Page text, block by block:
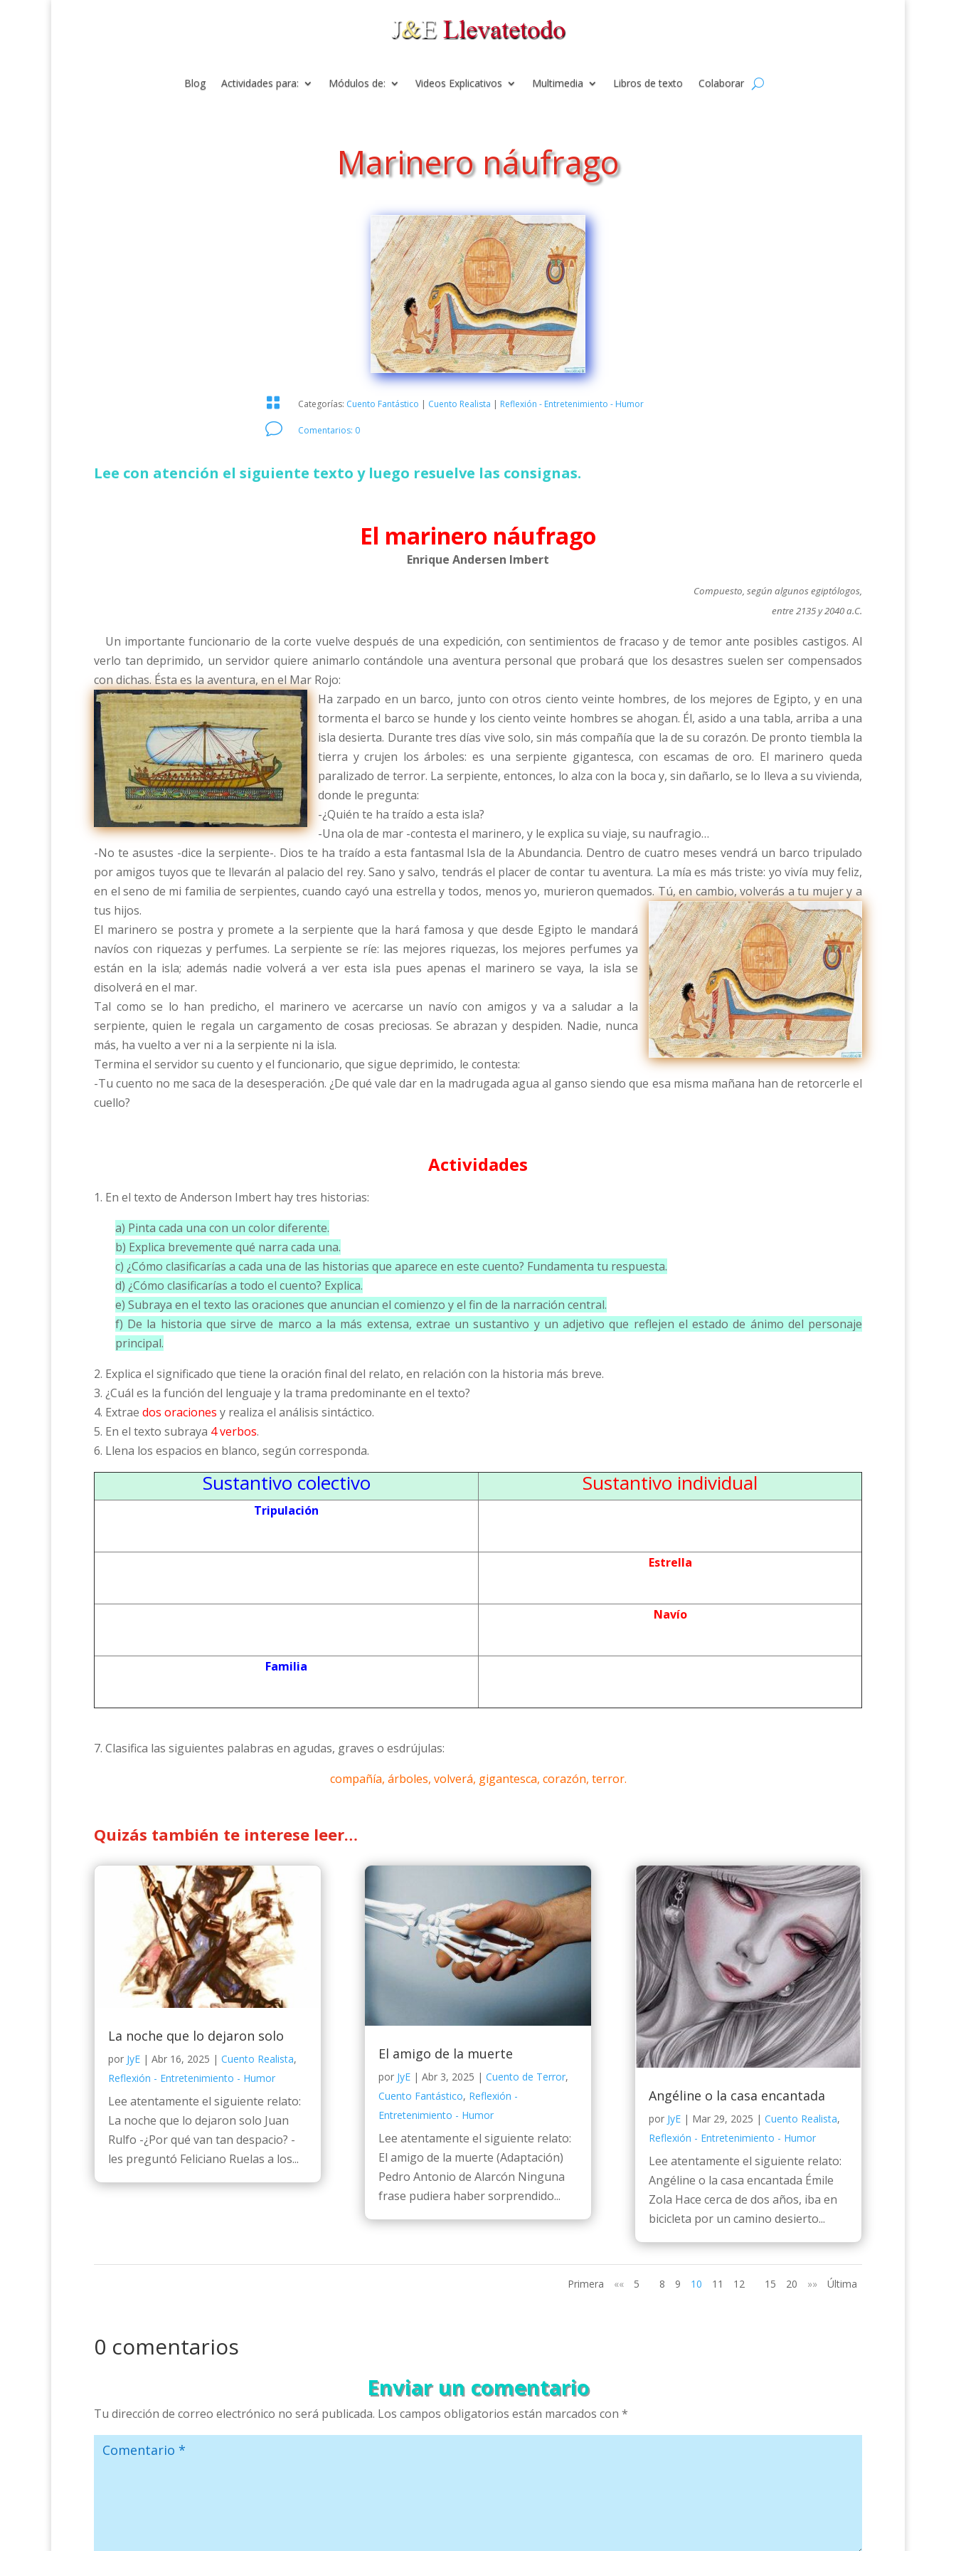
Blog Actividades para: Módulos de: Videos Explicativos Multimedia Libros de texto Colaborar
Marinero náufrago
 Categorías: Cuento Fantástico | Cuento Realista | Reflexión - Entretenimiento - Humor
v Comentarios: 0
Lee con atención el siguiente texto y luego resuelve las consignas.
El marinero náufrago
Enrique Andersen Imbert
Compuesto, según algunos egiptólogos,
entre 2135 y 2040 a.C.
Un importante funcionario de la corte vuelve después de una expedición, con sentimientos de fracaso y de temor ante posibles castigos. Al
verlo tan deprimido, un servidor quiere animarlo contándole una aventura personal que probará que los desastres suelen ser compensados
con dichas. Ésta es la aventura, en el Mar Rojo:
Ha zarpado en un barco, junto con otros ciento veinte hombres, de los mejores de Egipto, y en una
tormenta el barco se hunde y los ciento veinte hombres se ahogan. Él, asido a una tabla, arriba a una
isla desierta. Durante tres días vive solo, sin más compañía que la de su corazón. De pronto tiembla la
tierra y crujen los árboles: es una serpiente gigantesca, con escamas de oro. El marinero queda
paralizado de terror. La serpiente, entonces, lo alza con la boca y, sin dañarlo, se lo lleva a su vivienda,
donde le pregunta:
-¿Quién te ha traído a esta isla?
-Una ola de mar -contesta el marinero, y le explica su viaje, su naufragio…
-No te asustes -dice la serpiente-. Dios te ha traído a esta fantasmal Isla de la Abundancia. Dentro de cuatro meses vendrá un barco tripulado
por amigos tuyos que te llevarán al palacio del rey. Sano y salvo, tendrás el placer de contar tu aventura. La mía es más triste: yo vivía muy feliz,
en el seno de mi familia de serpientes, cuando cayó una estrella y todos, menos yo, murieron quemados. Tú, en cambio, volverás a tu mujer y a
tus hijos.
El marinero se postra y promete a la serpiente que la hará famosa y que desde Egipto le mandará
navíos con riquezas y perfumes. La serpiente se ríe: las mejores riquezas, los mejores perfumes ya
están en la isla; además nadie volverá a ver esta isla pues apenas el marinero se vaya, la isla se
disolverá en el mar.
Tal como se lo han predicho, el marinero ve acercarse un navío con amigos y va a saludar a la
serpiente, quien le regala un cargamento de cosas preciosas. Se abrazan y despiden. Nadie, nunca
más, ha vuelto a ver ni a la serpiente ni la isla.
Termina el servidor su cuento y el funcionario, que sigue deprimido, le contesta:
-Tu cuento no me saca de la desesperación. ¿De qué vale dar en la madrugada agua al ganso siendo que esa misma mañana han de retorcerle el
cuello?
Actividades
1. En el texto de Anderson Imbert hay tres historias:
a) Pinta cada una con un color diferente.
b) Explica brevemente qué narra cada una.
c) ¿Cómo clasificarías a cada una de las historias que aparece en este cuento? Fundamenta tu respuesta.
d) ¿Cómo clasificarías a todo el cuento? Explica.
e) Subraya en el texto las oraciones que anuncian el comienzo y el fin de la narración central.
f) De la historia que sirve de marco a la más extensa, extrae un sustantivo y un adjetivo que reflejen el estado de ánimo del personaje
principal.
2. Explica el significado que tiene la oración final del relato, en relación con la historia más breve.
3. ¿Cuál es la función del lenguaje y la trama predominante en el texto?
4. Extrae dos oraciones y realiza el análisis sintáctico.
5. En el texto subraya 4 verbos.
6. Llena los espacios en blanco, según corresponda.
Sustantivo colectivo Sustantivo individual
Tripulación
Estrella
Navío
Familia
7. Clasifica las siguientes palabras en agudas, graves o esdrújulas:
compañía, árboles, volverá, gigantesca, corazón, terror.
Quizás también te interese leer…
La noche que lo dejaron solo
por JyE | Abr 16, 2025 | Cuento Realista,
Reflexión - Entretenimiento - Humor
Lee atentamente el siguiente relato:
La noche que lo dejaron solo Juan
Rulfo -¿Por qué van tan despacio? -
les preguntó Feliciano Ruelas a los...
El amigo de la muerte
por JyE| Abr 3, 2025 | Cuento de Terror,
Cuento Fantástico, Reflexión -
Entretenimiento - Humor
Lee atentamente el siguiente relato:
El amigo de la muerte (Adaptación)
Pedro Antonio de Alarcón Ninguna
frase pudiera haber sorprendido...
Angéline o la casa encantada
por JyE| Mar 29, 2025 | Cuento Realista,
Reflexión - Entretenimiento - Humor
Lee atentamente el siguiente relato:
Angéline o la casa encantada Émile
Zola Hace cerca de dos años, iba en
bicicleta por un camino desierto...
Primera «« 5 8 9 10 11 12 15 20 »» Última
0 comentarios
Enviar un comentario
Tu dirección de correo electrónico no será publicada. Los campos obligatorios están marcados con *